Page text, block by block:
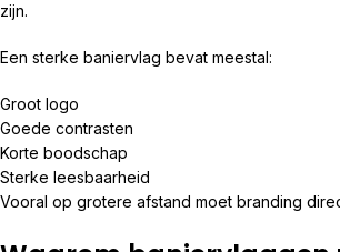
zijn.
Een sterke baniervlag bevat meestal:
Groot logo
Goede contrasten
Korte boodschap
Sterke leesbaarheid
Vooral op grotere afstand moet branding